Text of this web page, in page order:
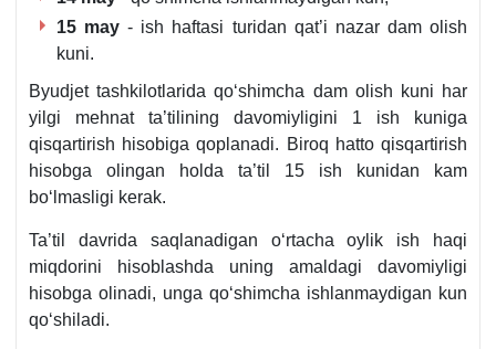
15 may - ish haftasi turidan qat’i nazar dam olish
kuni.
Byudjet tashkilotlarida qoʻshimcha dam olish kuni har
yilgi mehnat ta’tilining davomiyligini 1 ish kuniga
qisqartirish hisobiga qoplanadi. Biroq hatto qisqartirish
hisobga olingan holda ta’til 15 ish kunidan kam
boʻlmasligi kerak.
Ta’til davrida saqlanadigan oʻrtacha oylik ish haqi
miqdorini hisoblashda uning amaldagi davomiyligi
hisobga olinadi, unga qoʻshimcha ishlanmaydigan kun
qoʻshiladi.